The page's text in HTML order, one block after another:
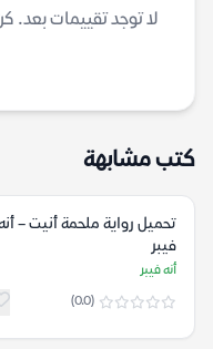
لا توجد تقييمات بعد.
كتب مشابهة
تحميل رواية ملحمة أنيت –
فيبر
أنه فيبر
(0.0)